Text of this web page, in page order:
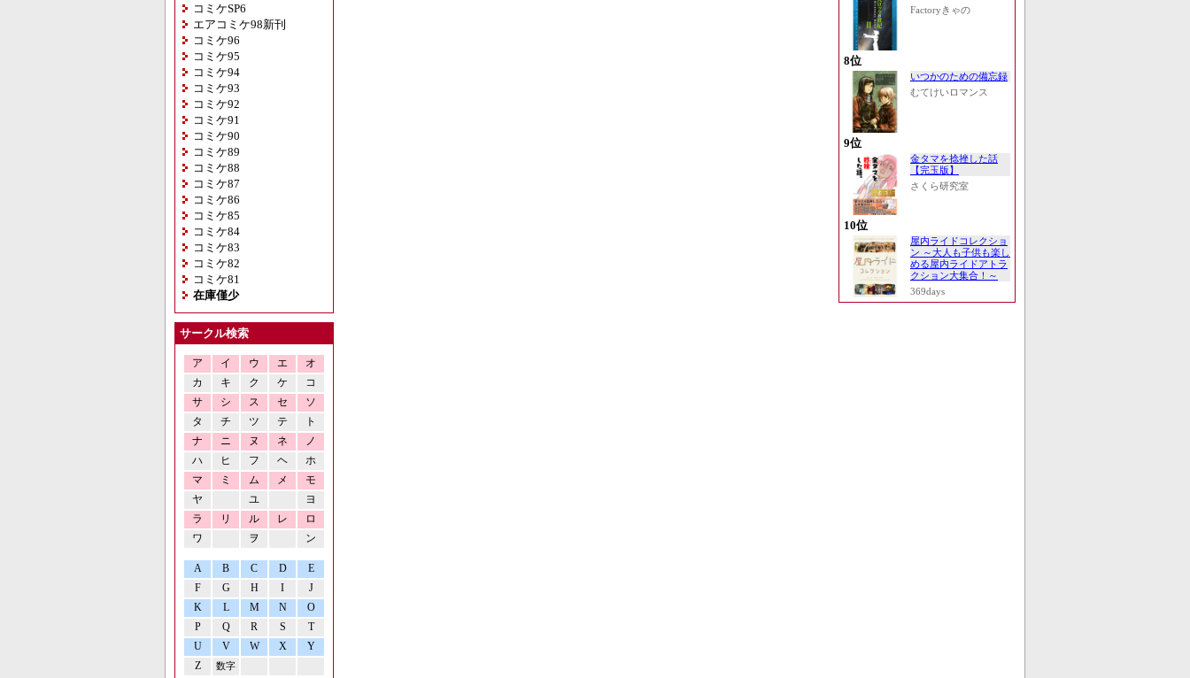
コミケSP6
エアコミケ98新刊
コミケ96
コミケ95
コミケ94
コミケ93
コミケ92
コミケ91
コミケ90
コミケ89
コミケ88
コミケ87
コミケ86
コミケ85
コミケ84
コミケ83
コミケ82
コミケ81
在庫僅少
サークル検索
ア イ ウ エ
オ
カ
キ ク ケ
コ
サ
シ ス セ
ソ
タ
チ ツ テ
ト
ナ
ニ ヌ ネ
ノ
ハ
ヒ フ ヘ
ホ
マ
ミ ム メ
モ
ヤ
ユ
ヨ
ラ
リ ル レ
ロ
ワ
ヲ ン
A B C D
E
F
G H I
J
K
L M N
O
P
Q R S
T
U
V W X
Y
Z
数字
Factoryきゃの
8位
いつかのための備忘録
むてけいロマンス
9位
金タマを捻挫した話
【完玉版】
さくら研究室
10位
屋内ライドコレクショ
ン ～大人も子供も楽し
める屋内ライドアトラ
クション大集合！～
369days